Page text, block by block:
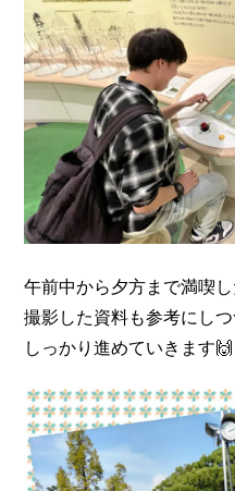
午前中から夕方まで満喫
撮影した資料も参考にし
しっかり進めていきます🙌